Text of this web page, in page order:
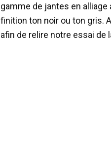
gamme de jantes en
finition ton noir ou ton gris.
afin de relire notre essai de